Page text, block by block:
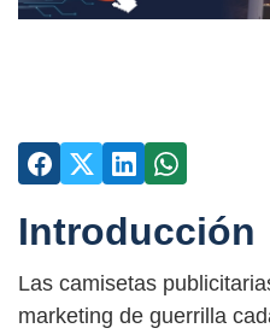
Introducción
Las camisetas
marketing de guerrilla